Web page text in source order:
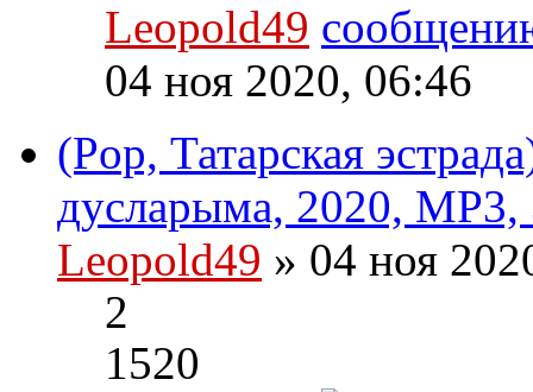
Leopold49
04 ноя 2020, 06:46
(Pop, Татарская
дусларыма, 2020, MP3,
Leopold49 » 04 ноя
2
1520